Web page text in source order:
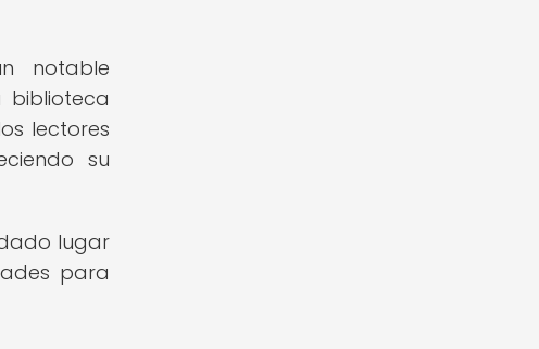
notable
biblioteca
lectores
su
lugar
para